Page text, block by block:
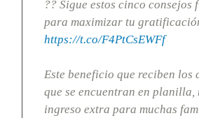
?? Sigue estos cinco consejos
para maximizar tu
https://t.co/F4PtCsEWFf
Este beneficio que reciben los
que se encuentran en planilla,
ingreso extra para muchas